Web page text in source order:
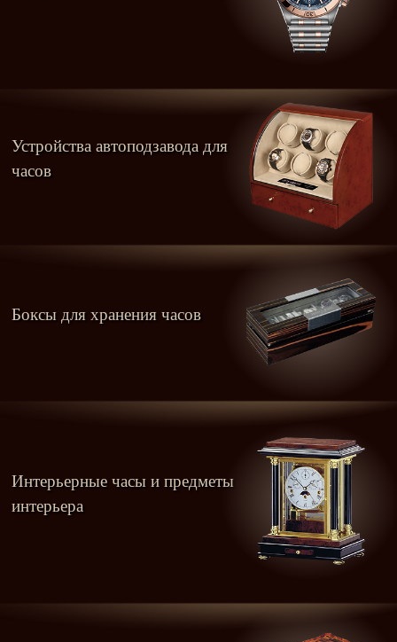
Устройства автоподзавода для
часов
Боксы для хранения часов
Интерьерные часы и предметы
интерьера